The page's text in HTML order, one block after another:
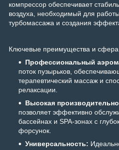
компрессор обеспечивает
воздуха, необходимый для
турбомассажа и создания
Ключевые преимущества и
Профессиональный
поток пузырьков,
терапевтический массаж и
релаксации.
Высокая
позволяет эффективно
бассейнах и SPA-зонах с
форсунок.
Универсальность: